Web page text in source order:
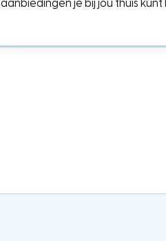
aanbiedingen je bij jou thuis kunt